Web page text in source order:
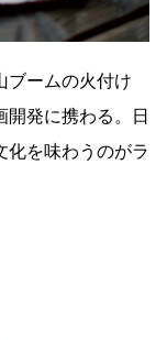
ブームの火付け
発に携わる。日
化を味わうのがラ